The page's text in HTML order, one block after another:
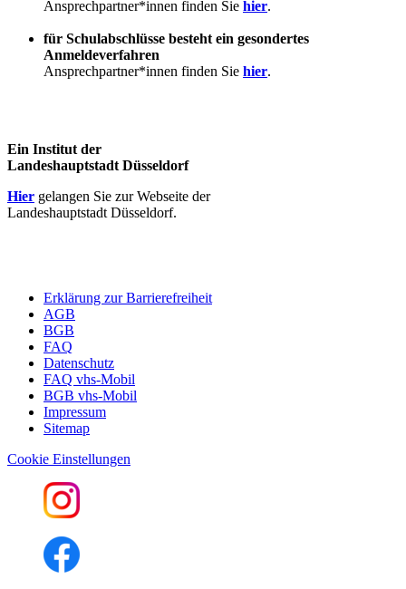
Ansprechpartner*innen finden Sie hier.
für Schulabschlüsse besteht ein gesondertes
Anmeldeverfahren
Ansprechpartner*innen finden Sie hier.
Ein Institut der
Landeshauptstadt Düsseldorf
Hier gelangen Sie zur Webseite der
Landeshauptstadt Düsseldorf.
Erklärung zur Barrierefreiheit
AGB
BGB
FAQ
Datenschutz
FAQ vhs-Mobil
BGB vhs-Mobil
Impressum
Sitemap
Cookie Einstellungen